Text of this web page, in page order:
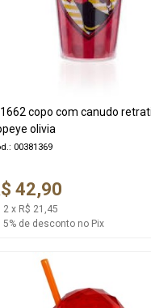
copo com canudo retratil
olivia
00381369
42,90
2 x R$ 21,45
5% de desconto no Pix